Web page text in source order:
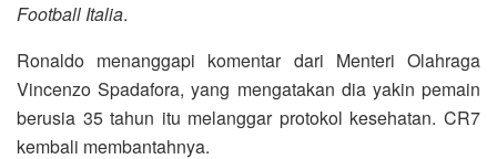
Football Italia.
Ronaldo menanggapi komentar dari Menteri Olahraga
Vincenzo Spadafora, yang mengatakan dia yakin pemain
berusia 35 tahun itu melanggar protokol kesehatan. CR7
kembali membantahnya.